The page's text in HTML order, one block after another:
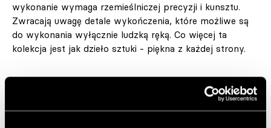
wykonanie wymaga rzemieślniczej precyzji i kunsztu.
Zwracają uwagę detale wykończenia, które możliwe są
do wykonania wyłącznie ludzką ręką. Co więcej ta
kolekcja jest jak dzieło sztuki - piękna z każdej strony.
W jej skład wchodzą: sofa, fotel, puf, stolik kawowy,
stół, krzesła. Łukowate nogi mogą być otapicerowane